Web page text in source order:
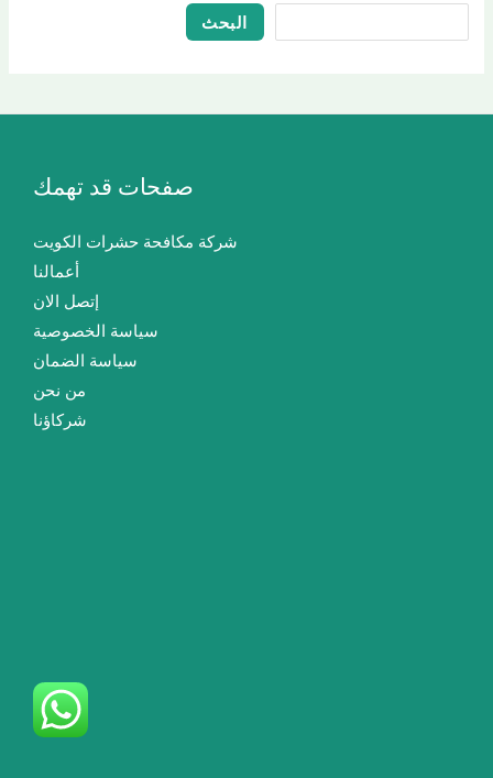
البحث
صفحات قد تهمك
شركة مكافحة حشرات الكويت
أعمالنا
إتصل الان
سياسة الخصوصية
سياسة الضمان
من نحن
شركاؤنا